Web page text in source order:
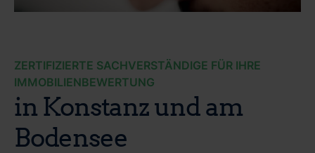
ZERTIFIZIERTE SACHVERSTÄNDIGE FÜR IHRE
IMMOBILIENBEWERTUNG
in Konstanz und am
Bodensee